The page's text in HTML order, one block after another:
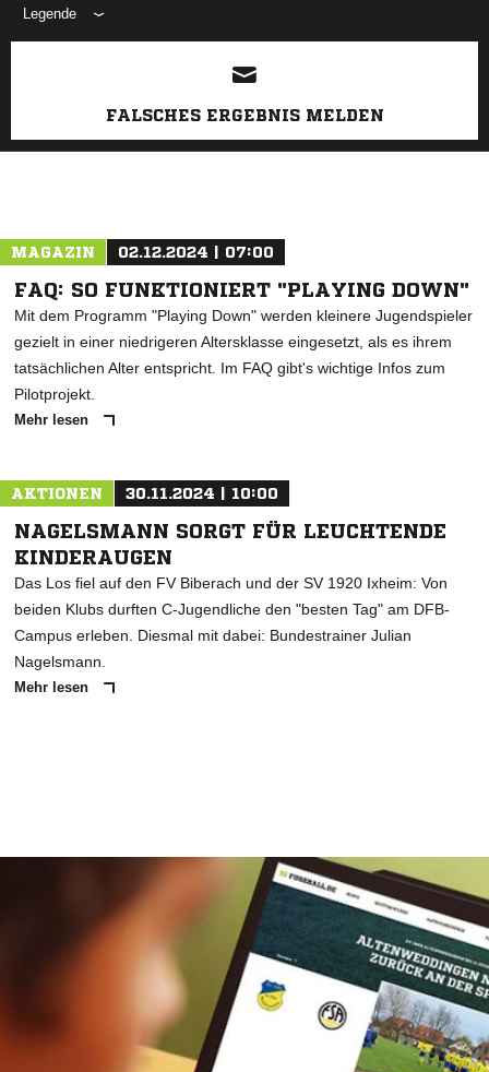
Legende
ANZEIGE
FALSCHES ERGEBNIS MELDEN
MAGAZIN 02.12.2024 | 07:00
FAQ: SO FUNKTIONIERT "PLAYING DOWN"
Mit dem Programm "Playing Down" werden kleinere Jugendspieler
gezielt in einer niedrigeren Altersklasse eingesetzt, als es ihrem
tatsächlichen Alter entspricht. Im FAQ gibt's wichtige Infos zum
Pilotprojekt.
Mehr lesen
AKTIONEN 30.11.2024 | 10:00
NAGELSMANN SORGT FÜR LEUCHTENDE
KINDERAUGEN
Das Los fiel auf den FV Biberach und der SV 1920 Ixheim: Von
beiden Klubs durften C-Jugendliche den "besten Tag" am DFB-
Campus erleben. Diesmal mit dabei: Bundestrainer Julian
Nagelsmann.
Mehr lesen